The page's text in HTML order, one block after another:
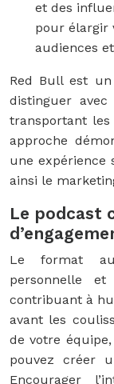
et des
pour élargir
audiences
Red Bull est
distinguer avec
transportant
approche
une expérience
ainsi le
Le podcast
Le format
personnelle
contribuant à
avant les
de votre
pouvez créer
Encourager